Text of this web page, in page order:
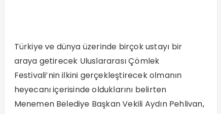
Türkiye ve dünya üzerinde birçok ustayı bir
araya getirecek Uluslararası Çömlek
Festivali’nin ilkini gerçekleştirecek olmanın
heyecanı içerisinde olduklarını belirten
Menemen Belediye Başkan Vekili Aydın Pehlivan,